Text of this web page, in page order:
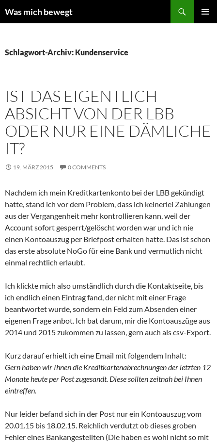
Inhalt
Was mich bewegt
Schlagwort-Archiv: Kundenservice
IST DAS EIGENTLICH
ABSICHT VON DER LBB
ODER NUR EINE DÄMLICHE
IT?
19. MÄRZ 2015 0 COMMENTS
Nachdem ich mein Kreditkartenkonto bei der LBB gekündigt
hatte, stand ich vor dem Problem, dass ich keinerlei Zahlungen
aus der Vergangenheit mehr kontrollieren kann, weil der
Account sofort gesperrt/gelöscht worden war und ich nie
einen Kontoauszug per Briefpost erhalten hatte. Das ist schon
das erste absolute NoGo für eine Bank und vermutlich nicht
einmal rechtlich erlaubt.
Ich klickte mich also umständlich durch die Kontaktseite, bis
ich endlich einen Eintrag fand, der nicht mit einer Frage
beantwortet wurde, sondern ein Feld zum Absenden einer
eigenen Frage anbot. Ich bat darum, mir die Kontoauszüge aus
2014 und 2015 zukommen zu lassen, gern auch als csv-Export.
Kurz darauf erhielt ich eine Email mit folgendem Inhalt:
Gern haben wir Ihnen die Kreditkartenabrechnungen der letzten 12
Monate heute per Post zugesandt. Diese sollten zeitnah bei Ihnen
eintreffen.
Nur leider befand sich in der Post nur ein Kontoauszug vom
20.01.15 bis 18.02.15. Reichlich verdutzt ob dieses groben
Fehler eines Bankangestellten (Die haben es wohl nicht so mit